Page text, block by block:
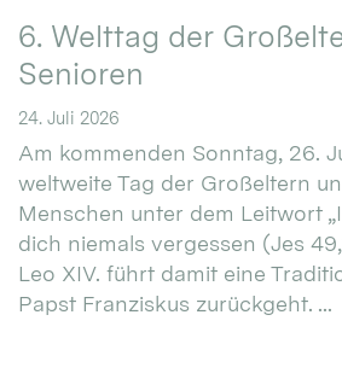
6. Welttag der
Senioren
24. Juli 2026
Am kommenden Sonntag, 26.
weltweite Tag der Großeltern
Menschen unter dem Leitwort
dich niemals vergessen (Jes
Leo XIV. führt damit eine
Papst Franziskus zurückgeht. ...